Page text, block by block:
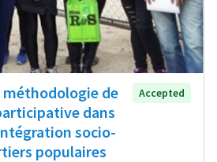
méthodologie de
dans
socio-
populaires
Accepted